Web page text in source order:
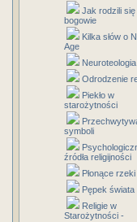
Jak rodzili się
bogowie
Kilka słów o
Age
Neuroteologia
Odrodzenie
Piekło w
starożytności
symboli
źródła religijności
Płonące rzeki
Pępek świata
Religie w
Starożytności -